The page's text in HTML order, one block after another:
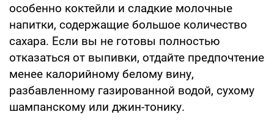
особенно коктейли и сладкие молочные
напитки, содержащие большое количество
сахара. Если вы не готовы полностью
отказаться от выпивки, отдайте предпочтение
менее калорийному белому вину,
разбавленному газированной водой, сухому
шампанскому или джин-тонику.